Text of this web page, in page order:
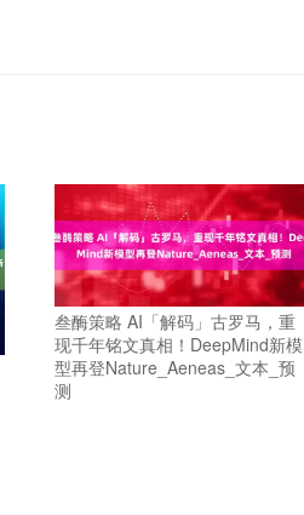
叁酶策略 AI「解码」古罗马，重
现千年铭文真相！DeepMind新模
型再登Nature_Aeneas_文本_预
测